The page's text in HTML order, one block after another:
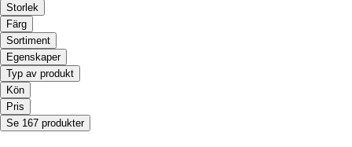
Storlek
Färg
Sortiment
Egenskaper
Typ av produkt
Kön
Pris
Se 167 produkter